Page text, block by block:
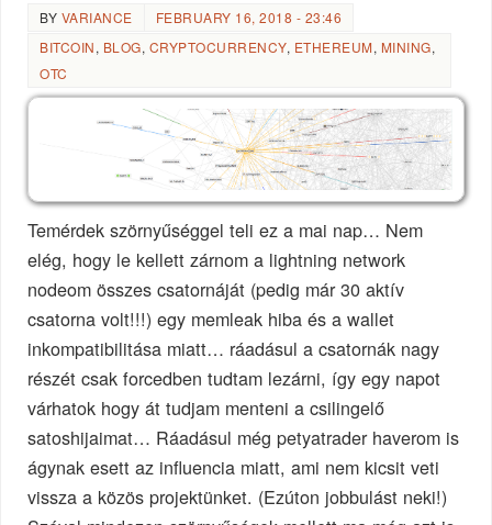
BY VARIANCE
FEBRUARY 16, 2018 - 23:46
BITCOIN, BLOG, CRYPTOCURRENCY, ETHEREUM, MINING,
OTC
Temérdek szörnyűséggel teli ez a mai nap… Nem
elég, hogy le kellett zárnom a lightning network
nodeom összes csatornáját (pedig már 30 aktív
csatorna volt!!!) egy memleak hiba és a wallet
inkompatibilitása miatt… ráadásul a csatornák nagy
részét csak forcedben tudtam lezárni, így egy napot
várhatok hogy át tudjam menteni a csilingelő
satoshijaimat… Ráadásul még petyatrader haverom is
ágynak esett az influencia miatt, ami nem kicsit veti
vissza a közös projektünket. (Ezúton jobbulást neki!)